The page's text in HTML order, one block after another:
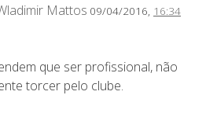
Mattos 09/04/2016, 16:34
que ser profissional, não
torcer pelo clube.